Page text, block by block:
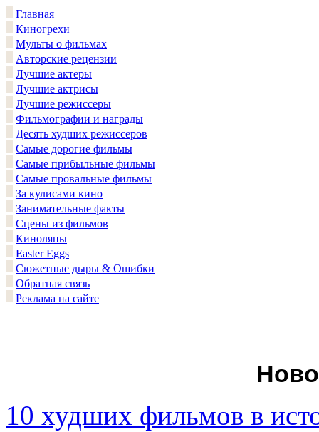
Главная
Киногрехи
Мульты о фильмах
Авторские рецензии
Лучшие актеры
Лучшие актрисы
Лучшие режиссеры
Фильмографии и награды
Десять худших режиссеров
Самые дорогие фильмы
Самые прибыльные фильмы
Самые провальные фильмы
За кулисами кино
Занимательные факты
Сцены из фильмов
Киноляпы
Easter Eggs
Сюжетные дыры & Ошибки
Обратная связь
Реклама на сайте
10 худших фильмов в